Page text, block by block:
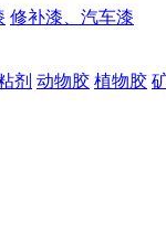
修补漆、汽车漆
剂 动物胶 植物胶